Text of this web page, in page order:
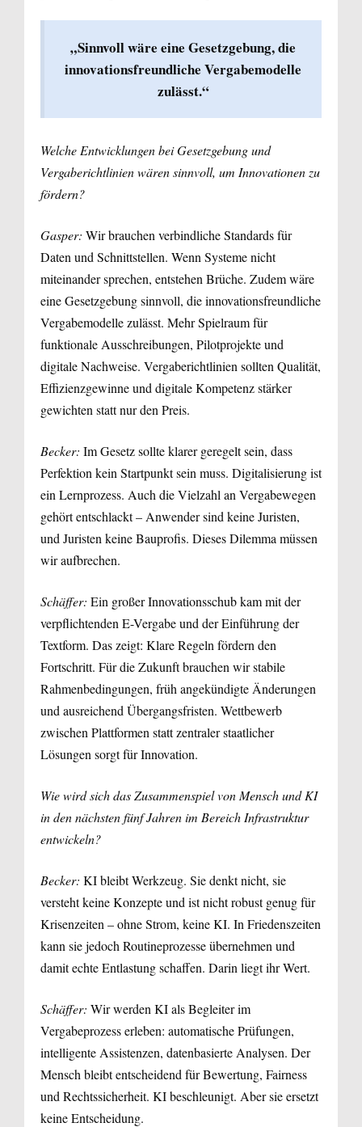
„Sinnvoll wäre eine Gesetzgebung, die
innovationsfreundliche Vergabemodelle
zulässt.“
Welche Entwicklungen bei Gesetzgebung und
Vergaberichtlinien wären sinnvoll, um Innovationen zu
fördern?
Gasper: Wir brauchen verbindliche Standards für
Daten und Schnittstellen. Wenn Systeme nicht
miteinander sprechen, entstehen Brüche. Zudem wäre
eine Gesetzgebung sinnvoll, die innovationsfreundliche
Vergabemodelle zulässt. Mehr Spielraum für
funktionale Ausschreibungen, Pilotprojekte und
digitale Nachweise. Vergaberichtlinien sollten Qualität,
Effizienzgewinne und digitale Kompetenz stärker
gewichten statt nur den Preis.
Becker: Im Gesetz sollte klarer geregelt sein, dass
Perfektion kein Startpunkt sein muss. Digitalisierung ist
ein Lernprozess. Auch die Vielzahl an Vergabewegen
gehört entschlackt – Anwender sind keine Juristen,
und Juristen keine Bauprofis. Dieses Dilemma müssen
wir aufbrechen.
Schäffer: Ein großer Innovationsschub kam mit der
verpflichtenden E-Vergabe und der Einführung der
Textform. Das zeigt: Klare Regeln fördern den
Fortschritt. Für die Zukunft brauchen wir stabile
Rahmenbedingungen, früh angekündigte Änderungen
und ausreichend Übergangsfristen. Wettbewerb
zwischen Plattformen statt zentraler staatlicher
Lösungen sorgt für Innovation.
Wie wird sich das Zusammenspiel von Mensch und KI
in den nächsten fünf Jahren im Bereich Infrastruktur
entwickeln?
Becker: KI bleibt Werkzeug. Sie denkt nicht, sie
versteht keine Konzepte und ist nicht robust genug für
Krisenzeiten – ohne Strom, keine KI. In Friedenszeiten
kann sie jedoch Routineprozesse übernehmen und
damit echte Entlastung schaffen. Darin liegt ihr Wert.
Schäffer: Wir werden KI als Begleiter im
Vergabeprozess erleben: automatische Prüfungen,
intelligente Assistenzen, datenbasierte Analysen. Der
Mensch bleibt entscheidend für Bewertung, Fairness
und Rechtssicherheit. KI beschleunigt. Aber sie ersetzt
keine Entscheidung.